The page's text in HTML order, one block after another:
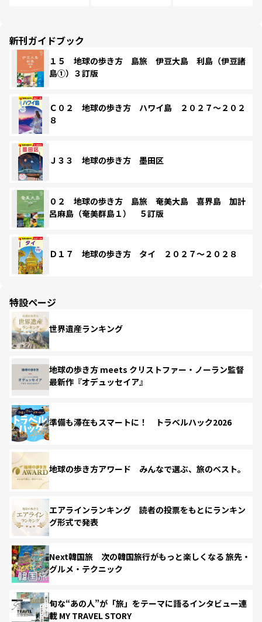
新刊ガイドブック
１５ 地球の歩き方 島旅 伊豆大島 利島（伊豆諸
島①）３訂版
Ｃ０２ 地球の歩き方 ハワイ島 ２０２７～２０２
８
Ｊ３３ 地球の歩き方 墨田区
０２ 地球の歩き方 島旅 奄美大島 喜界島 加計
呂麻島（奄美群島１） ５訂版
Ｄ１７ 地球の歩き方 タイ ２０２７～２０２８
特設ページ
世界遺産ランキング
地球の歩き方 meets クリストファー・ノーラン監督
最新作『オデュッセイア』
準備も滞在もスマートに！ トラベルハック2026
地球の歩き方アワード みんなで選ぶ、旅のベスト。
エアラインランキング 読者の投票をもとにランキン
グ形式で発表
Next韓国旅 次の韓国旅行がもっと楽しくなる 旅先・
グルメ・テクニック
旬な“あの人”が「旅」をテーマに語るインタビュー連
載 MY TRAVEL STORY